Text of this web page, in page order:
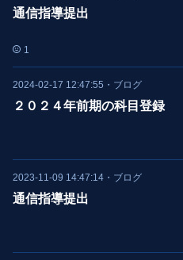
通信指導提出
1
2024-02-17 12:47:55 ・ ブログ
２０２４年前期の科目登録
2023-11-09 14:47:14 ・ ブログ
通信指導提出